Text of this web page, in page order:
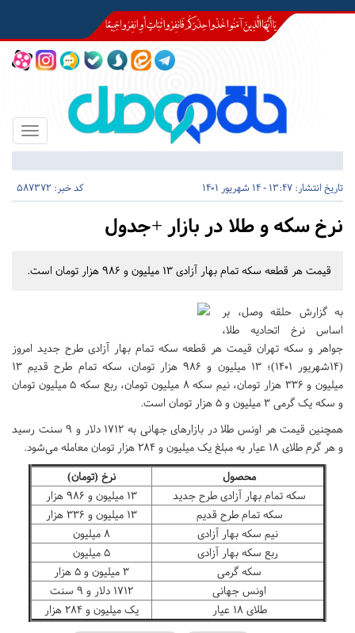
Toggle
تاریخ انتشار: 13:47 - 14 شهریور 1401 کد خبر: 587372
نرخ سکه و طلا در بازار +جدول
قیمت هر قطعه سکه تمام بهار آزادی ۱۳ میلیون و ۹۸۶ هزار تومان است.
به گزارش حلقه وصل، بر
اساس نرخ اتحادیه طلا،
جواهر و سکه تهران قیمت هر قطعه سکه تمام بهار آزادی طرح جدید امروز
(۱۴شهریور ۱۴۰۱)؛ ۱۳ میلیون و ۹۸۶ هزار تومان، سکه تمام طرح قدیم ۱۳
میلیون و ۳۳۶ هزار تومان، نیم سکه ۸ میلیون تومان، ربع سکه ۵ میلیون تومان
و سکه یک گرمی ۳ میلیون و ۵ هزار تومان است.
همچنین قیمت هر اونس طلا در بازارهای جهانی به ۱۷۱۲ دلار و ۹ سنت رسید
و هر گرم طلای ۱۸ عیار به مبلغ یک میلیون و ۲۸۴ هزار تومان معامله می‌شود.
محصول
نرخ (تومان)
سکه تمام بهار آزادی طرح جدید
۱۳ میلیون و ۹۸۶ هزار
سکه تمام طرح قدیم
۱۳ میلیون و ۳۳۶ هزار
نیم سکه بهار آزادی
۸ میلیون
ربع سکه بهار آزادی
۵ میلیون
سکه گرمی
۳ میلیون و ۵ هزار
اونس جهانی
۱۷۱۲ دلار و ۹ سنت
طلای ۱۸ عیار
یک میلیون و ۲۸۴ هزار